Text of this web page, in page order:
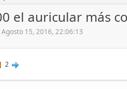
el auricular más
Agosto 15, 2016, 22:06:13
2